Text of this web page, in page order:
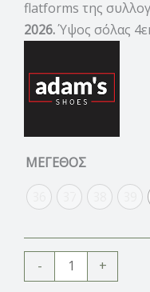
flatforms της
2026.Ύψος σόλας
ΜΕΓΕΘΟΣ
- +